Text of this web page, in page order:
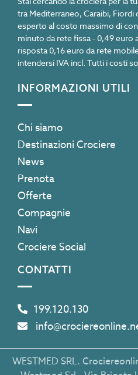
tra Mediterraneo, Caraibi,
esperto al costo massimo di
minuto da rete fissa - 0,49 euro
risposta 0,16 euro da rete
intendersi IVA incl. Tutti i costi
INFORMAZIONI UTILI
Chi siamo
Destinazioni Crociere
News
Prenota
Offerte
Compagnie
Navi
Crociere Social
CONTATTI
199.120.130
WESTMED SRL.